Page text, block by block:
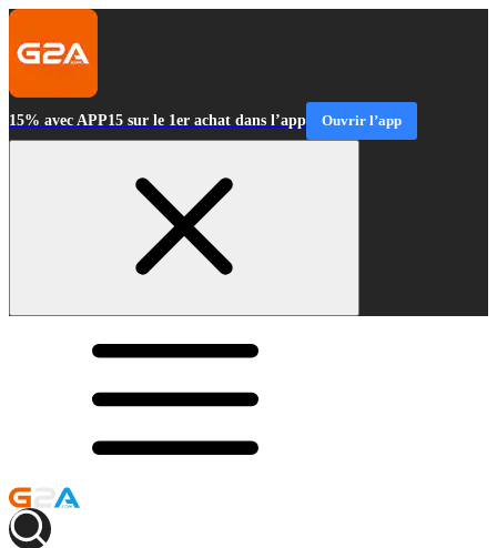
15% avec APP15 sur le 1er achat dans l’app Ouvrir l’app